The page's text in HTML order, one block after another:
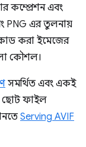
কম্প্রেশন এবং
PNG এর তুলনায়
করা ইমেজের
কৌশল।
সমর্থিত এবং একই
ছোট ফাইল
Serving AVIF